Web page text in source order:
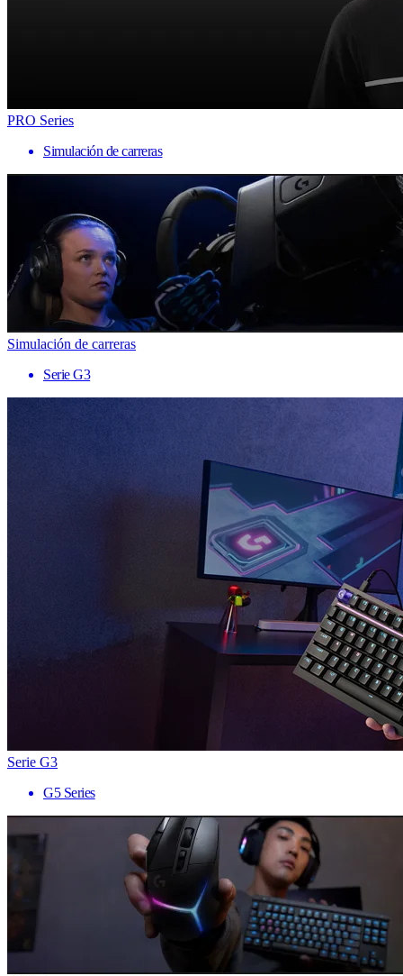
PRO Series
Simulación de carreras
Simulación de carreras
Serie G3
Serie G3
G5 Series